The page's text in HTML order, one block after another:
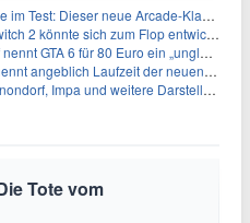
Dieser neue Arcade-Klassiker verzeiht dir gar nichts
2 könnte sich zum Flop entwickeln
6 für 80 Euro ein „unglaubliches Schnäppchen“
Laufzeit der neuen Gameplay-Präsentation
Impa und weitere Darsteller sollen feststehen
Tote vom